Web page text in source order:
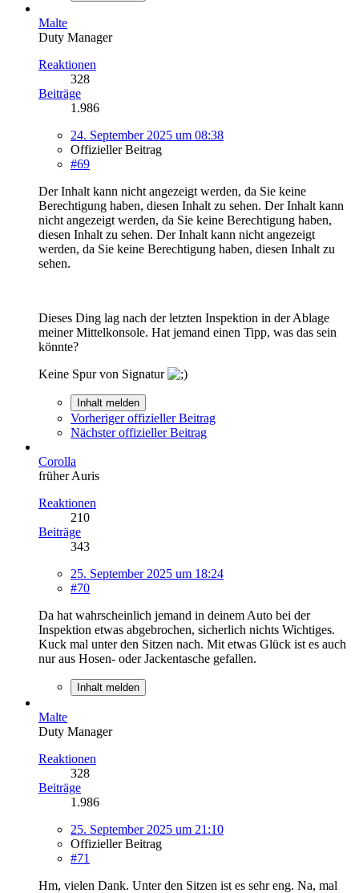
Malte
Duty Manager
Reaktionen
328
Beiträge
1.986
24. September 2025 um 08:38
Offizieller Beitrag
#69
Der Inhalt kann nicht angezeigt werden, da Sie keine
Berechtigung haben, diesen Inhalt zu sehen. Der Inhalt kann
nicht angezeigt werden, da Sie keine Berechtigung haben,
diesen Inhalt zu sehen. Der Inhalt kann nicht angezeigt
werden, da Sie keine Berechtigung haben, diesen Inhalt zu
sehen.
Dieses Ding lag nach der letzten Inspektion in der Ablage
meiner Mittelkonsole. Hat jemand einen Tipp, was das sein
könnte?
Keine Spur von Signatur
Inhalt melden
Vorheriger offizieller Beitrag
Nächster offizieller Beitrag
Corolla
früher Auris
Reaktionen
210
Beiträge
343
25. September 2025 um 18:24
#70
Da hat wahrscheinlich jemand in deinem Auto bei der
Inspektion etwas abgebrochen, sicherlich nichts Wichtiges.
Kuck mal unter den Sitzen nach. Mit etwas Glück ist es auch
nur aus Hosen- oder Jackentasche gefallen.
Inhalt melden
Malte
Duty Manager
Reaktionen
328
Beiträge
1.986
25. September 2025 um 21:10
Offizieller Beitrag
#71
Hm, vielen Dank. Unter den Sitzen ist es sehr eng. Na, mal